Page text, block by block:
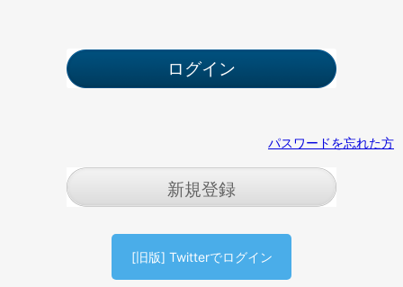
パスワードを忘れた方
新規登録
[旧版] Twitterでログイン